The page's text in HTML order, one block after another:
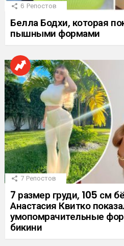
6 Репостов
Белла Бодхи, которая
пышными формами
7 Репостов
7 размер груди, 105 см
Анастасия Квитко
умопомрачительные
бикини